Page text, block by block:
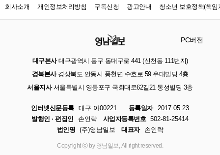
회사소개 개인정보처리방침 구독신청 광고안내 청소년 보호정책(책임
PC버전
대구본사대구광역시 동구 동대구로 441 (신천동 111번지)
경북본사경상북도 안동시 풍천면 수호로 59 우대빌딩 4층
서울지사서울특별시 영등포구 국회대로62길21 동성빌딩 3층
인터넷신문등록 대구 아00221 등록일자
2017.05.23
발행인 · 편집인
손인락 사업자등록번호 502-81-25414
법인명 (주)영남일보 대표자 손인락
Copyright ⓒ by 영남일보, All right reserved.